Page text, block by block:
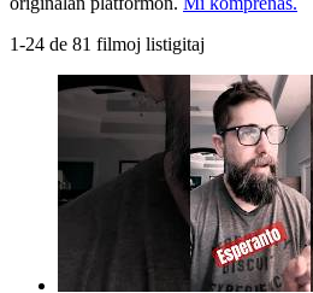
1-24 de 81 filmoj listigitaj